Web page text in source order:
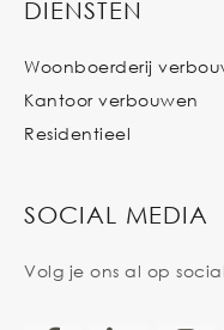
DIENSTEN
Woonboerderij
Kantoor verbouwen
Residentieel
SOCIAL MEDIA
Volg je ons al op